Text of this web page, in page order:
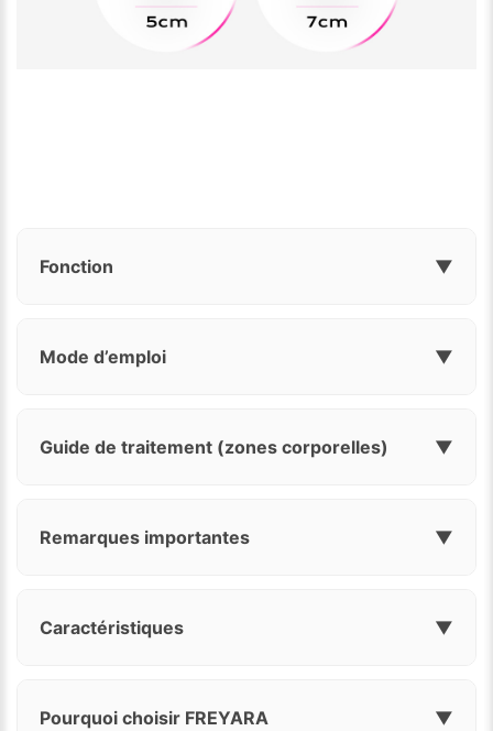
Fonction ▼
Mode d’emploi ▼
Guide de traitement (zones corporelles) ▼
Remarques importantes ▼
Caractéristiques ▼
Pourquoi choisir FREYARA ▼